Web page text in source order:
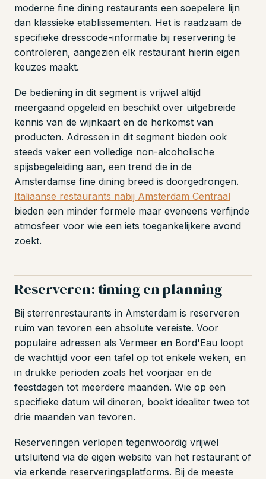
moderne fine dining restaurants een soepelere lijn
dan klassieke etablissementen. Het is raadzaam de
specifieke dresscode-informatie bij reservering te
controleren, aangezien elk restaurant hierin eigen
keuzes maakt.
De bediening in dit segment is vrijwel altijd
meergaand opgeleid en beschikt over uitgebreide
kennis van de wijnkaart en de herkomst van
producten. Adressen in dit segment bieden ook
steeds vaker een volledige non-alcoholische
spijsbegeleiding aan, een trend die in de
Amsterdamse fine dining breed is doorgedrongen.
Italiaanse restaurants nabij Amsterdam Centraal
bieden een minder formele maar eveneens verfijnde
atmosfeer voor wie een iets toegankelijkere avond
zoekt.
Reserveren: timing en planning
Bij sterrenrestaurants in Amsterdam is reserveren
ruim van tevoren een absolute vereiste. Voor
populaire adressen als Vermeer en Bord'Eau loopt
de wachttijd voor een tafel op tot enkele weken, en
in drukke perioden zoals het voorjaar en de
feestdagen tot meerdere maanden. Wie op een
specifieke datum wil dineren, boekt idealiter twee tot
drie maanden van tevoren.
Reserveringen verlopen tegenwoordig vrijwel
uitsluitend via de eigen website van het restaurant of
via erkende reserveringsplatforms. Bij de meeste